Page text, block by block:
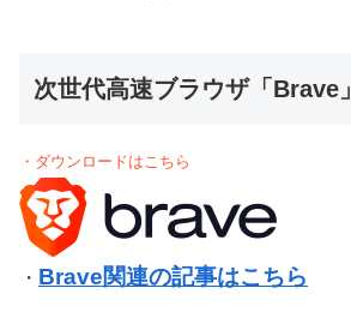
次世代高速ブラウザ「Brave」
・ダウンロードはこちら
・ Brave関連の記事はこちら